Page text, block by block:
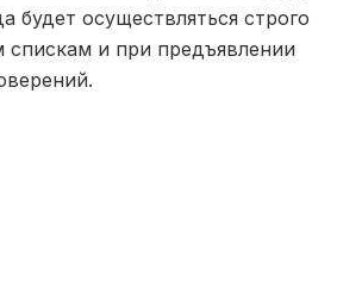
будет осуществляться строго
и при предъявлении